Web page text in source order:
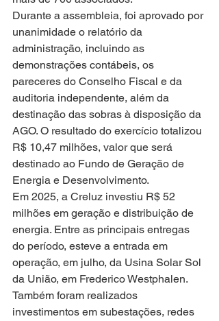
Durante a assembleia, foi aprovado por
unanimidade o relatório da
administração, incluindo as
demonstrações contábeis, os
pareceres do Conselho Fiscal e da
auditoria independente, além da
destinação das sobras à disposição da
AGO. O resultado do exercício totalizou
R$ 10,47 milhões, valor que será
destinado ao Fundo de Geração de
Energia e Desenvolvimento.
Em 2025, a Creluz investiu R$ 52
milhões em geração e distribuição de
energia. Entre as principais entregas
do período, esteve a entrada em
operação, em julho, da Usina Solar Sol
da União, em Frederico Westphalen.
Também foram realizados
investimentos em subestações, redes